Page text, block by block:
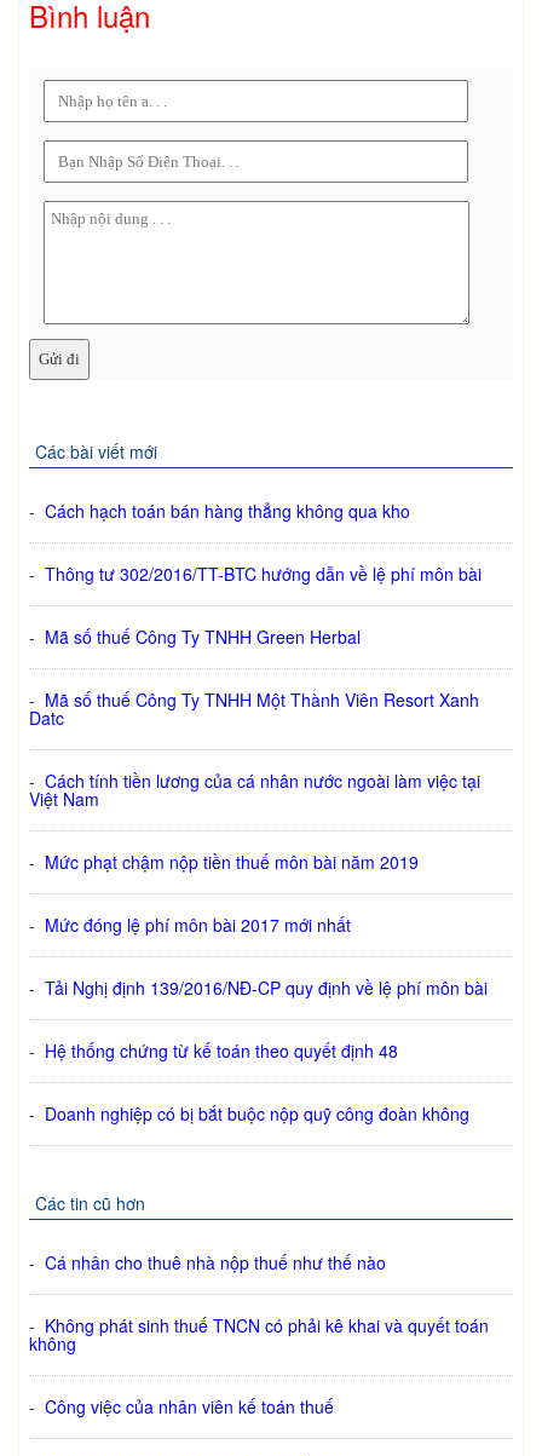
Bình luận
Các bài viết mới
- Cách hạch toán bán hàng thẳng không qua kho
- Thông tư 302/2016/TT-BTC hướng dẫn về lệ phí môn bài
- Mã số thuế Công Ty TNHH Green Herbal
- Mã số thuế Công Ty TNHH Một Thành Viên Resort Xanh
Datc
- Cách tính tiền lương của cá nhân nước ngoài làm việc tại
Việt Nam
- Mức phạt chậm nộp tiền thuế môn bài năm 2019
- Mức đóng lệ phí môn bài 2017 mới nhất
- Tải Nghị định 139/2016/NĐ-CP quy định về lệ phí môn bài
- Hệ thống chứng từ kế toán theo quyết định 48
- Doanh nghiệp có bị bắt buộc nộp quỹ công đoàn không
Các tin cũ hơn
- Cá nhân cho thuê nhà nộp thuế như thế nào
- Không phát sinh thuế TNCN có phải kê khai và quyết toán
không
- Công việc của nhân viên kế toán thuế